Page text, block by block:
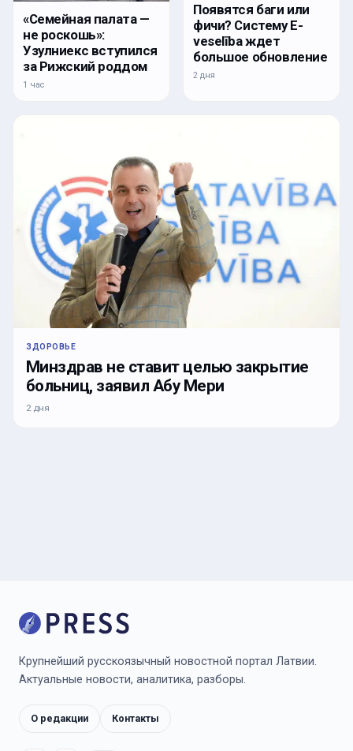
«Семейная палата —
не роскошь»:
Узулниекс вступился
за Рижский роддом
1 час
Появятся баги или
фичи? Систему E-
veselība ждет
большое обновление
2 дня
ЗДОРОВЬЕ
Минздрав не ставит целью закрытие
больниц, заявил Абу Мери
2 дня
Крупнейший русскоязычный новостной портал Латвии.
Актуальные новости, аналитика, разборы.
О редакции Контакты